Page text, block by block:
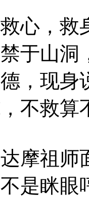
，救
山洞
，现身
救算
祖师
是眯眼